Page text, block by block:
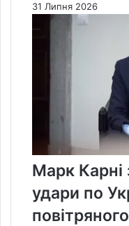
31 Липня 2026
Марк Карні
удари по